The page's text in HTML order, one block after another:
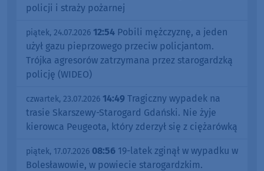
policji i straży pożarnej
piątek, 24.07.2026 12:54 Pobili mężczyznę, a jeden
użył gazu pieprzowego przeciw policjantom.
Trójka agresorów zatrzymana przez starogardzką
policję (WIDEO)
czwartek, 23.07.2026 14:49 Tragiczny wypadek na
trasie Skarszewy-Starogard Gdański. Nie żyje
kierowca Peugeota, który zderzył się z ciężarówką
piątek, 17.07.2026 08:56 19-latek zginął w wypadku w
Bolesławowie, w powiecie starogardzkim.